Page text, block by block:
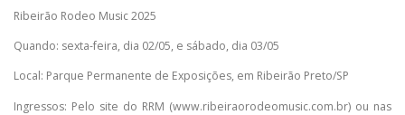
Ribeirão Rodeo Music 2025
Quando: sexta-feira, dia 02/05, e sábado, dia 03/05
Local: Parque Permanente de Exposições, em Ribeirão Preto/SP
Ingressos: Pelo site do RRM (www.ribeiraorodeomusic.com.br) ou nas